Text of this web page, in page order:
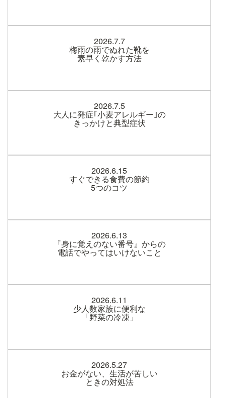
2026.7.7
梅雨の雨でぬれた靴を
素早く乾かす方法
2026.7.5
大人に発症｢小麦アレルギー｣の
きっかけと典型症状
2026.6.15
すぐできる食費の節約
5つのコツ
2026.6.13
『身に覚えのない番号』からの
電話でやってはいけないこと
2026.6.11
少人数家族に便利な
「野菜の冷凍」
2026.5.27
お金がない、生活が苦しい
ときの対処法